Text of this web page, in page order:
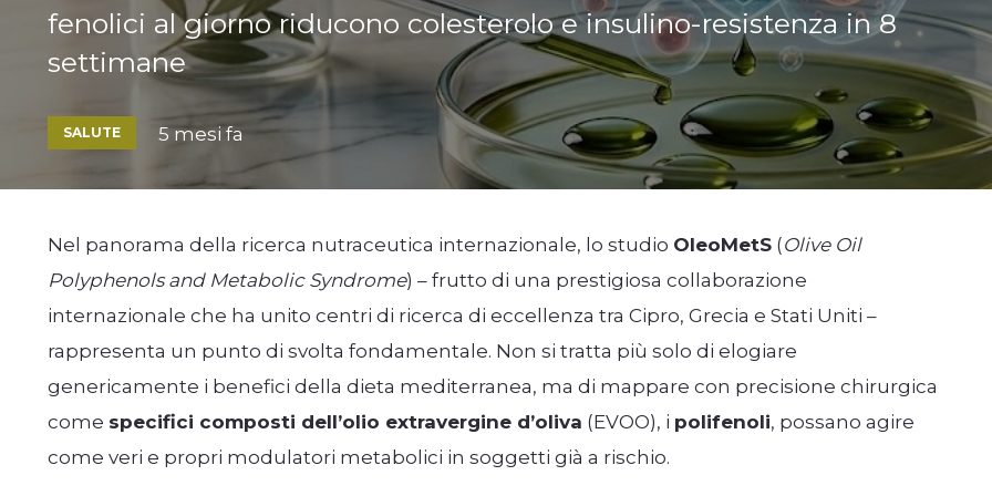
fenolici al giorno riducono colesterolo e insulino-resistenza in 8
settimane
SALUTE 5 mesi fa
Nel panorama della ricerca nutraceutica internazionale, lo studio OleoMetS(Olive Oil
Polyphenols and Metabolic Syndrome) – frutto di una prestigiosa collaborazione
internazionale che ha unito centri di ricerca di eccellenza tra Cipro, Grecia e Stati Uniti –
rappresenta un punto di svolta fondamentale. Non si tratta più solo di elogiare
genericamente i benefici della dieta mediterranea, ma di mappare con precisione chirurgica
come specifici composti dell’olio extravergine d’oliva (EVOO), i polifenoli, possano agire
come veri e propri modulatori metabolici in soggetti già a rischio.